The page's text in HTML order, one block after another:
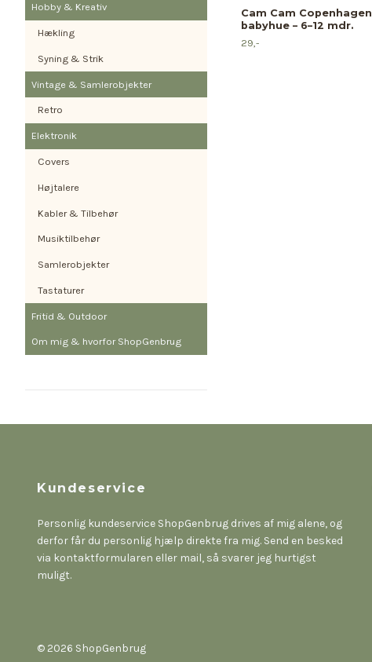
Hobby & Kreativ
Hækling
Syning & Strik
Vintage & Samlerobjekter
Retro
Elektronik
Covers
Højtalere
Kabler & Tilbehør
Musiktilbehør
Samlerobjekter
Tastaturer
Fritid & Outdoor
Om mig & hvorfor ShopGenbrug
Cam Cam Copenhagen
babyhue – 6–12 mdr.
29,-
Kundeservice
Personlig kundeservice ShopGenbrug drives af mig alene, og
derfor får du personlig hjælp direkte fra mig. Send en besked
via kontaktformularen eller mail, så svarer jeg hurtigst
muligt.
© 2026 ShopGenbrug